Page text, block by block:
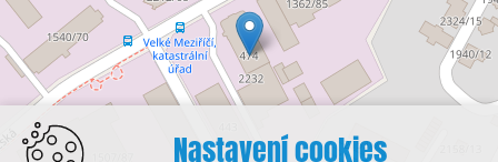
Nastavení cookies